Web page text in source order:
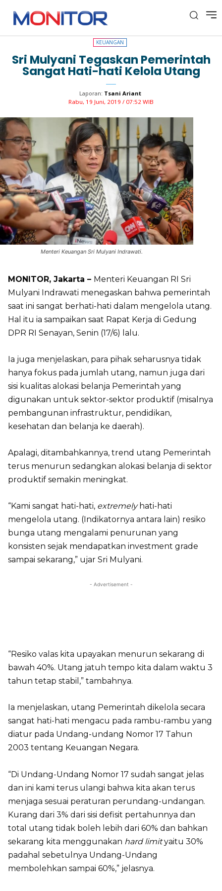
KEUANGAN
KEUANGAN
Sri Mulyani Tegaskan Pemerintah
Sangat Hati-hati Kelola Utang
Laporan: Tsani Ariant
Rabu, 19 Juni, 2019 / 07:52 WIB
Menteri Keuangan Sri Mulyani Indrawati.
MONITOR, Jakarta – Menteri Keuangan RI Sri
Mulyani Indrawati menegaskan bahwa pemerintah
saat ini sangat berhati-hati dalam mengelola utang.
Hal itu ia sampaikan saat Rapat Kerja di Gedung
DPR RI Senayan, Senin (17/6) lalu.
Ia juga menjelaskan, para pihak seharusnya tidak
hanya fokus pada jumlah utang, namun juga dari
sisi kualitas alokasi belanja Pemerintah yang
digunakan untuk sektor-sektor produktif (misalnya
pembangunan infrastruktur, pendidikan,
kesehatan dan belanja ke daerah).
Apalagi, ditambahkannya, trend utang Pemerintah
terus menurun sedangkan alokasi belanja di sektor
produktif semakin meningkat.
“Kami sangat hati-hati, extremely hati-hati
mengelola utang. (Indikatornya antara lain) resiko
bunga utang mengalami penurunan yang
konsisten sejak mendapatkan investment grade
sampai sekarang,” ujar Sri Mulyani.
- Advertisement -
“Resiko valas kita upayakan menurun sekarang di
bawah 40%. Utang jatuh tempo kita dalam waktu 3
tahun tetap stabil,” tambahnya.
Ia menjelaskan, utang Pemerintah dikelola secara
sangat hati-hati mengacu pada rambu-rambu yang
diatur pada Undang-undang Nomor 17 Tahun
2003 tentang Keuangan Negara.
“Di Undang-Undang Nomor 17 sudah sangat jelas
dan ini kami terus ulangi bahwa kita akan terus
menjaga sesuai peraturan perundang-undangan.
Kurang dari 3% dari sisi defisit pertahunnya dan
total utang tidak boleh lebih dari 60% dan bahkan
sekarang kita menggunakan hard limityaitu 30%
padahal sebetulnya Undang-Undang
membolehkan sampai 60%,” jelasnya.